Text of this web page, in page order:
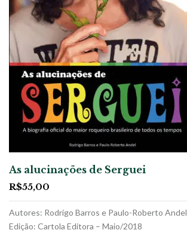
As alucinações de Serguei
R$55,00
Autores: Rodrigo Barros e Paulo-Roberto Andel
Edição: Cartola Editora – Maio/2018